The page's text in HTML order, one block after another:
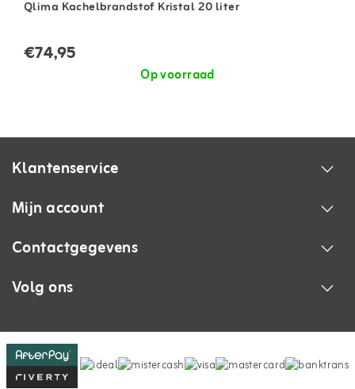
Qlima Kachelbrandstof Kristal 20 liter
€74,95
Op voorraad
Klantenservice
Mijn account
Contactgegevens
Volg ons